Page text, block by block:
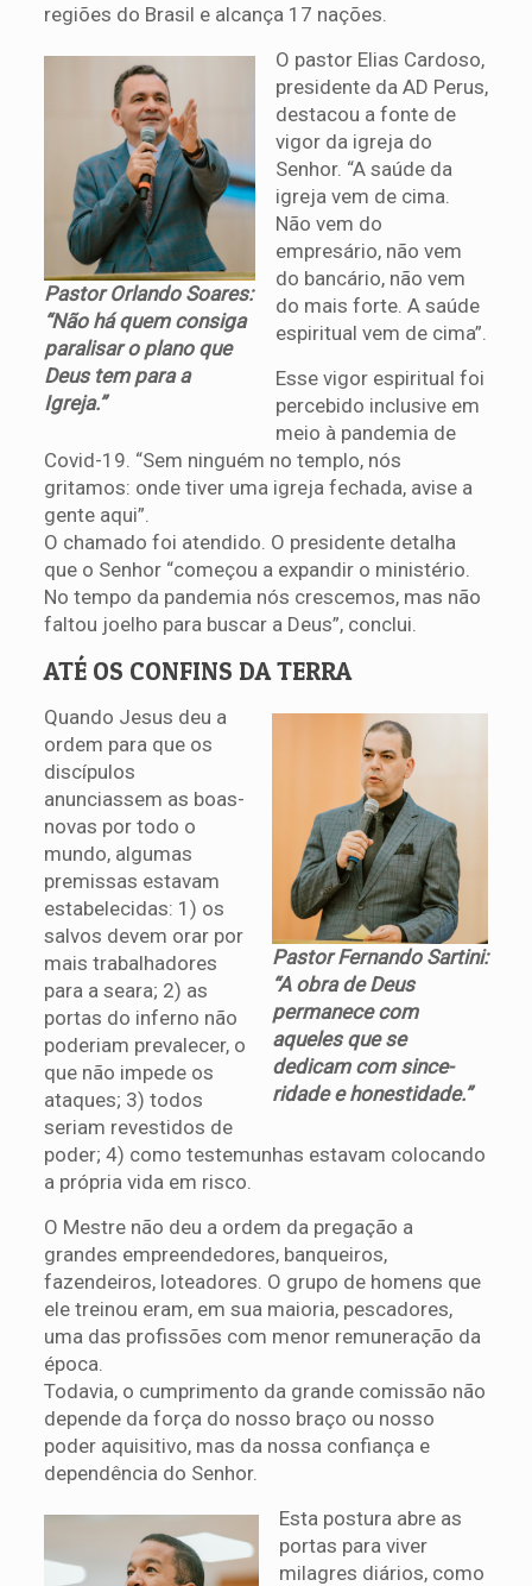
regiões do Brasil e alcança 17 nações.
Pastor Orlando Soares:
“Não há quem consiga
paralisar o plano que
Deus tem para a
Igreja.”
O pastor Elias Cardoso,
presidente da AD Perus,
destacou a fonte de
vigor da igreja do
Senhor. “A saúde da
igreja vem de cima.
Não vem do
empresário, não vem
do bancário, não vem
do mais forte. A saúde
espiritual vem de cima”.
Esse vigor espiritual foi
percebido inclusive em
meio à pandemia de
Covid-19. “Sem ninguém no templo, nós
gritamos: onde tiver uma igreja fechada, avise a
gente aqui”.
O chamado foi atendido. O presidente detalha
que o Senhor “começou a expandir o ministério.
No tempo da pandemia nós crescemos, mas não
faltou joelho para buscar a Deus”, conclui.
ATÉ OS CONFINS DA TERRA
Pastor Fernando Sartini:
“A obra de Deus
permanece com
aqueles que se
dedicam com since-
ridade e honestidade.”
Quando Jesus deu a
ordem para que os
discípulos
anunciassem as boas-
novas por todo o
mundo, algumas
premissas estavam
estabelecidas: 1) os
salvos devem orar por
mais trabalhadores
para a seara; 2) as
portas do inferno não
poderiam prevalecer, o
que não impede os
ataques; 3) todos
seriam revestidos de
poder; 4) como testemunhas estavam colocando
a própria vida em risco.
O Mestre não deu a ordem da pregação a
grandes empreendedores, banqueiros,
fazendeiros, loteadores. O grupo de homens que
ele treinou eram, em sua maioria, pescadores,
uma das profissões com menor remuneração da
época.
Todavia, o cumprimento da grande comissão não
depende da força do nosso braço ou nosso
poder aquisitivo, mas da nossa confiança e
dependência do Senhor.
Esta postura abre as
portas para viver
milagres diários, como